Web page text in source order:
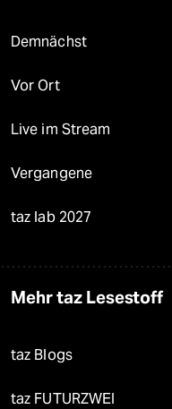
Demnächst
Vor Ort
Live im Stream
Vergangene
taz lab 2027
Mehr taz Lesestoff
taz Blogs
taz FUTURZWEI